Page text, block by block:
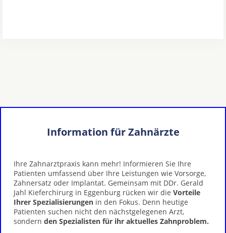
Information für Zahnärzte
Ihre Zahnarztpraxis kann mehr! Informieren Sie Ihre
Patienten umfassend über Ihre Leistungen wie Vorsorge,
Zahnersatz oder Implantat. Gemeinsam mit DDr. Gerald
Jahl Kieferchirurg in Eggenburg rücken wir die Vorteile
Ihrer Spezialisierungen in den Fokus. Denn heutige
Patienten suchen nicht den nächstgelegenen Arzt,
sondern den Spezialisten für ihr aktuelles Zahnproblem.